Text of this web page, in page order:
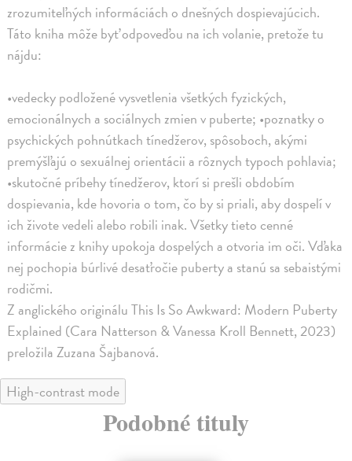
zrozumiteľných informáciách o dnešných dospievajúcich.
Táto kniha môže byť odpoveďou na ich volanie, pretože tu
nájdu:
•vedecky podložené vysvetlenia všetkých fyzických,
emocionálnych a sociálnych zmien v puberte; •poznatky o
psychických pohnútkach tínedžerov, spôsoboch, akými
premýšľajú o sexuálnej orientácii a rôznych typoch pohlavia;
•skutočné príbehy tínedžerov, ktorí si prešli obdobím
dospievania, kde hovoria o tom, čo by si priali, aby dospelí v
ich živote vedeli alebo robili inak. Všetky tieto cenné
informácie z knihy upokoja dospelých a otvoria im oči. Vďaka
nej pochopia búrlivé desaťročie puberty a stanú sa sebaistými
rodičmi.
Z anglického originálu This Is So Awkward: Modern Puberty
Explained (Cara Natterson & Vanessa Kroll Bennett, 2023)
preložila Zuzana Šajbanová.
High-contrast mode
Podobné tituly